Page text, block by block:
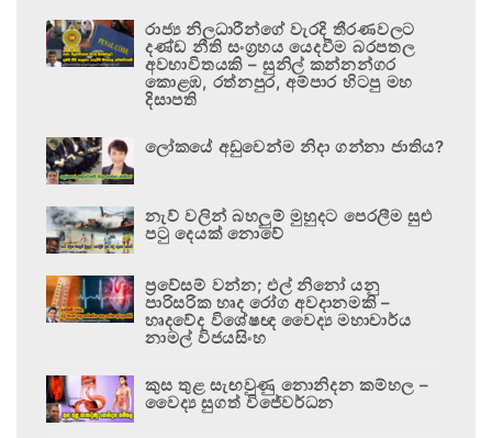
රාජ්‍ය නිලධාරීන්ගේ වැරදි තීරණවලට
දණ්ඩ නීති සංග්‍රහය යෙදවීම බරපතල
අවභාවිතයකි – සුනිල් කන්නන්ගර
කොළඹ, රත්නපුර, අම්පාර හිටපු මහ
දිසාපති
ලෝකයේ අඩුවෙන්ම නිදා ගන්නා ජාතිය?
නැව් වලින් බහලුම් මුහුදට පෙරලීම සුළු
පටු දෙයක් නොවේ
ප්‍රවේසම් වන්න; එල් නිනෝ යනු
පාරිසරික හෘද රෝග අවදානමකි –
හෘදවේද විශේෂඥ වෛද්‍ය මහාචාර්ය
නාමල් විජයසිංහ
කුස තුළ සැඟවුණු නොනිදන කම්හල –
වෛද්‍ය සුගත් විජේවර්ධන